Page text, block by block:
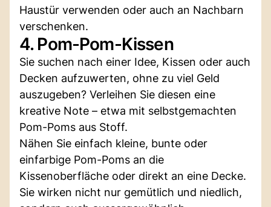
Haustür verwenden oder auch an Nachbarn
verschenken.
4. Pom-Pom-Kissen
Sie suchen nach einer Idee, Kissen oder auch
Decken aufzuwerten, ohne zu viel Geld
auszugeben? Verleihen Sie diesen eine
kreative Note – etwa mit selbstgemachten
Pom-Poms aus Stoff.
Nähen Sie einfach kleine, bunte oder
einfarbige Pom-Poms an die
Kissenoberfläche oder direkt an eine Decke.
Sie wirken nicht nur gemütlich und niedlich,